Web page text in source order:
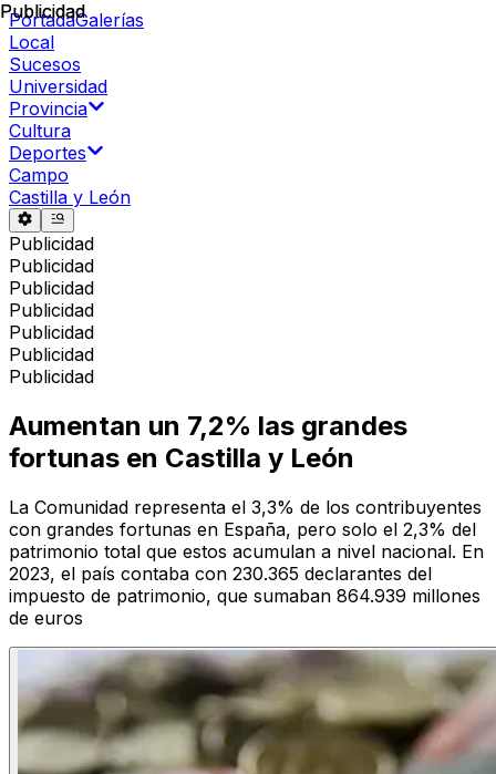
PortadaGalerías
Local
Sucesos
Universidad
Provincia
Cultura
Deportes
Campo
Castilla y León
Publicidad
Publicidad
Publicidad
Publicidad
Publicidad
Publicidad
Publicidad
Publicidad
Aumentan un 7,2% las grandes
fortunas en Castilla y León
La Comunidad representa el 3,3% de los contribuyentes
con grandes fortunas en España, pero solo el 2,3% del
patrimonio total que estos acumulan a nivel nacional. En
2023, el país contaba con 230.365 declarantes del
impuesto de patrimonio, que sumaban 864.939 millones
de euros
Publicidad